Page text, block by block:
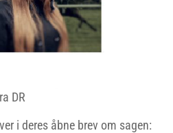
DR
i deres åbne brev om sagen: